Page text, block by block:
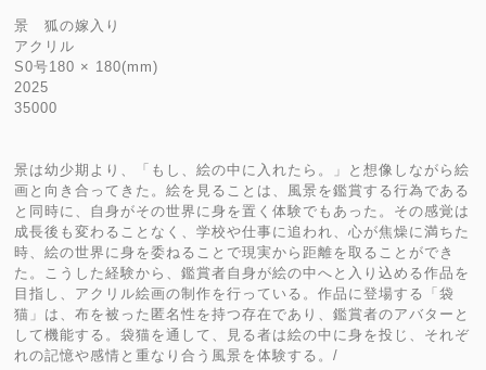
景 狐の嫁入り
アクリル
S0号180 × 180(mm)
2025
35000
景は幼少期より、「もし、絵の中に入れたら。」と想像しながら絵
画と向き合ってきた。絵を見ることは、風景を鑑賞する行為である
と同時に、自身がその世界に身を置く体験でもあった。その感覚は
成長後も変わることなく、学校や仕事に追われ、心が焦燥に満ちた
時、絵の世界に身を委ねることで現実から距離を取ることができ
た。こうした経験から、鑑賞者自身が絵の中へと入り込める作品を
目指し、アクリル絵画の制作を行っている。作品に登場する「袋
猫」は、布を被った匿名性を持つ存在であり、鑑賞者のアバターと
して機能する。袋猫を通して、見る者は絵の中に身を投じ、それぞ
れの記憶や感情と重なり合う風景を体験する。/